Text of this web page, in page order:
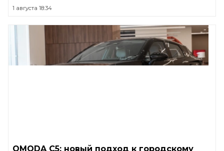
1 августа 18:34
OMODA C5: новый подход к городскому